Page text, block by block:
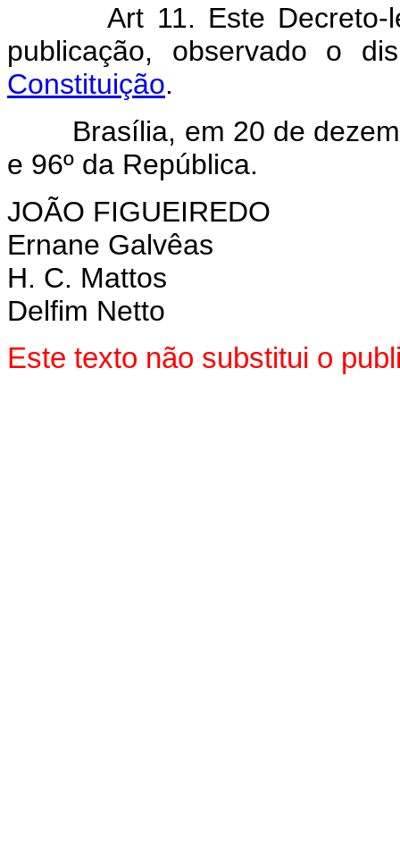
Art 11. Este Decreto-lei
publicação, observado o
Constituição.
Brasília, em 20 de
e 96º da República.
JOÃO FIGUEIREDO
Ernane Galvêas
H. C. Mattos
Delfim Netto
Este texto não substitui o